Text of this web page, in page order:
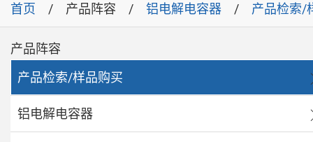
首页 产品阵容 铝电解电容器 产品检索/
产品阵容
产品检索/样品购买
铝电解电容器